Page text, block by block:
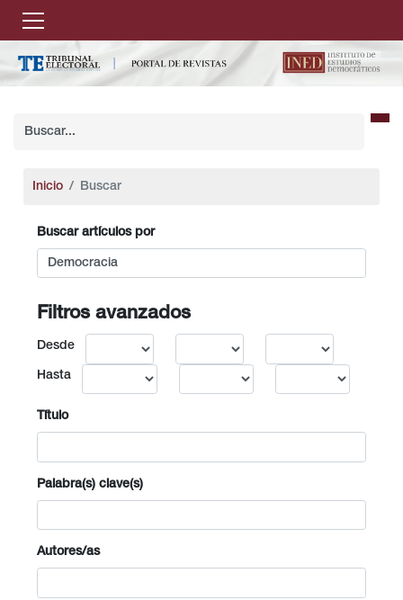
Inicio Buscar
Buscar artículos por
Filtros avanzados
Desde
Hasta
Título
Palabra(s) clave(s)
Autores/as